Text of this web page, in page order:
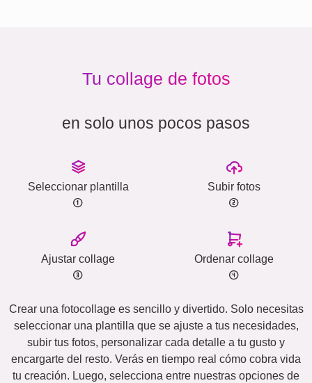
Tu collage de fotos
en solo unos pocos pasos
Seleccionar plantilla Subir fotos
Ajustar collage Ordenar collage
Crear una fotocollage es sencillo y divertido. Solo necesitas
seleccionar una plantilla que se ajuste a tus necesidades,
subir tus fotos, personalizar cada detalle a tu gusto y
encargarte del resto. Verás en tiempo real cómo cobra vida
tu creación. Luego, selecciona entre nuestras opciones de